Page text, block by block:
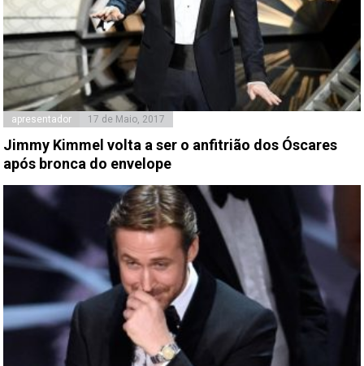
apresentador 17 de Maio, 2017
Jimmy Kimmel volta a ser o anfitrião dos Óscares
após bronca do envelope